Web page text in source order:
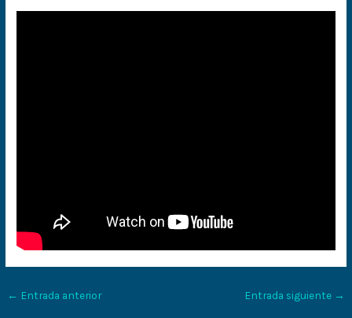
← Entrada anterior Entrada siguiente →